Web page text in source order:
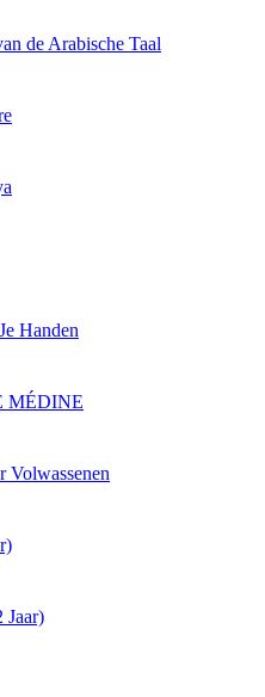
de Arabische Taal
Handen
MÉDINE
Volwassenen
Jaar)